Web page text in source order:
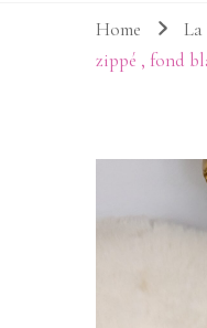
Home
zippé , fond